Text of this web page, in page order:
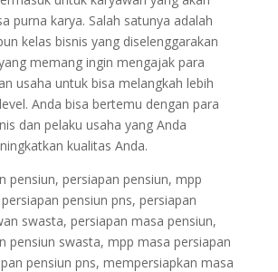
purna karya. Salah satunya adalah
kelas bisnis yang diselenggarakan
memang ingin mengajak para
usaha untuk bisa melangkah lebih
Anda bisa bertemu dengan para
dan pelaku usaha yang Anda
kualitas Anda.
pensiun, persiapan pensiun, mpp
pensiun pns, persiapan
swasta, persiapan masa pensiun,
pensiun swasta, mpp masa persiapan
pensiun pns, mempersiapkan masa